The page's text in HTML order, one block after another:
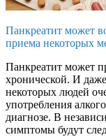
Панкреатит может
приема некоторых
Панкреатит может
хронической. И
некоторых людей
употребления
диагнозе. В
симптомы будут